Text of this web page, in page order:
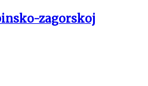
zagorskoj